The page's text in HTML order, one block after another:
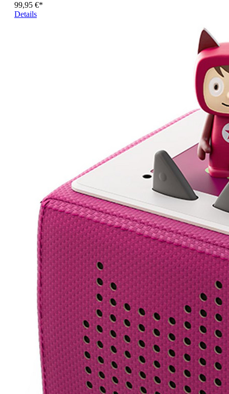
99,95 €*
Details